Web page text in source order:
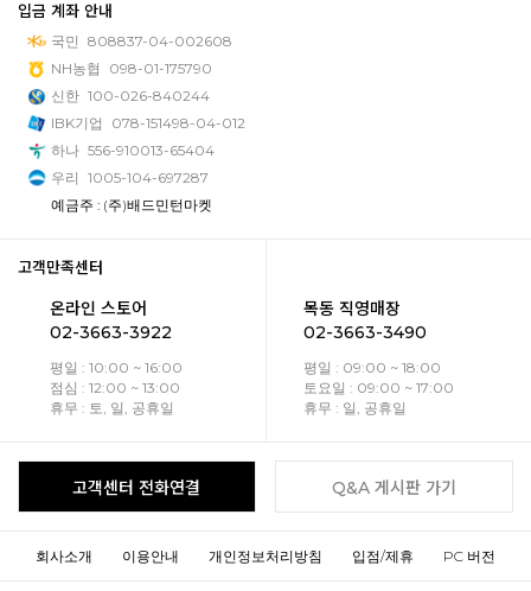
입금 계좌 안내
국민 808837-04-002608
NH농협
098-01-175790
신한 100-026-840244
IBK기업
078-151498-04-012
하나 556-910013-65404
우리 1005-104-697287
예금주 : (주)배드민턴마켓
고객만족센터
온라인 스토어
02-3663-3922
평일 : 10:00 ~ 16:00
점심 : 12:00 ~ 13:00
휴무 : 토, 일, 공휴일
목동 직영매장
02-3663-3490
평일 : 09:00 ~ 18:00
토요일 : 09:00 ~ 17:00
휴무 : 일, 공휴일
고객센터 전화연결 Q&A 게시판 가기
회사소개 이용안내 개인정보처리방침 입점/제휴 PC 버전